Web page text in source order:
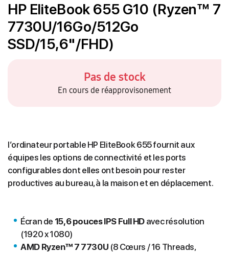
HP EliteBook 655 G10 (Ryzen™ 7
7730U/16Go/512Go
SSD/15,6"/FHD)
Pas de stock
En cours de réapprovisonement
l’ordinateur portable HP EliteBook 655 fournit aux
équipes les options de connectivité et les ports
configurables dont elles ont besoin pour rester
productives au bureau, à la maison et en déplacement.
Écran de 15,6 pouces IPS Full HD avec résolution
(1920 x 1080)
AMD Ryzen™ 7 7730U (8 Cœurs / 16 Threads,